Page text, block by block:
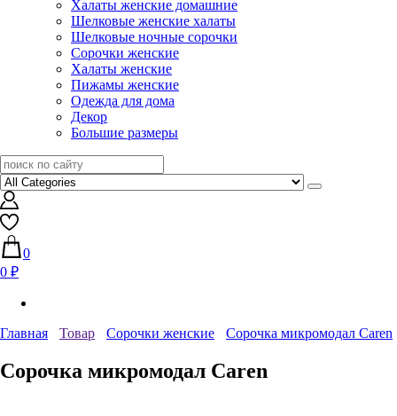
Халаты женские домашние
Шелковые женские халаты
Шелковые ночные сорочки
Сорочки женские
Халаты женские
Пижамы женские
Одежда для дома
Декор
Большие размеры
0
0 ₽
Главная Товар Сорочки женские Сорочка микромодал Caren
Сорочка микромодал Caren